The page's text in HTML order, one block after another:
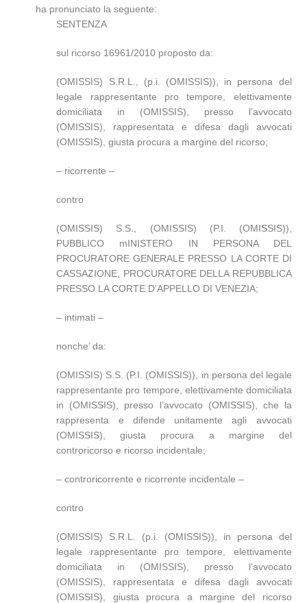
ha pronunciato la seguente:
SENTENZA
sul ricorso 16961/2010 proposto da:
(OMISSIS) S.R.L., (p.i. (OMISSIS)), in persona del
legale rappresentante pro tempore, elettivamente
domiciliata in (OMISSIS), presso l’avvocato
(OMISSIS), rappresentata e difesa dagli avvocati
(OMISSIS), giusta procura a margine del ricorso;
– ricorrente –
contro
(OMISSIS) S.S., (OMISSIS) (P.I. (OMISSIS)),
PUBBLICO mINISTERO IN PERSONA DEL
PROCURATORE GENERALE PRESSO LA CORTE DI
CASSAZIONE, PROCURATORE DELLA REPUBBLICA
PRESSO LA CORTE D’APPELLO DI VENEZIA;
– intimati –
nonche’ da:
(OMISSIS) S.S. (P.I. (OMISSIS)), in persona del legale
rappresentante pro tempore, elettivamente domiciliata
in (OMISSIS), presso l’avvocato (OMISSIS), che la
rappresenta e difende unitamente agli avvocati
(OMISSIS), giusta procura a margine del
controricorso e ricorso incidentale;
– controricorrente e ricorrente incidentale –
contro
(OMISSIS) S.R.L. (p.i. (OMISSIS)), in persona del
legale rappresentante pro tempore, elettivamente
domiciliata in (OMISSIS), presso l’avvocato
(OMISSIS), rappresentata e difesa dagli avvocati
(OMISSIS), giusta procura a margine del ricorso